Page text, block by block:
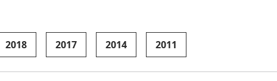
2018 2017 2014 2011